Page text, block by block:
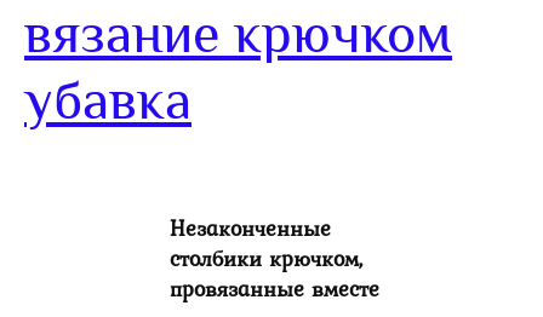
вязание крючком
убавка
Незаконченные
столбики крючком,
провязанные вместе